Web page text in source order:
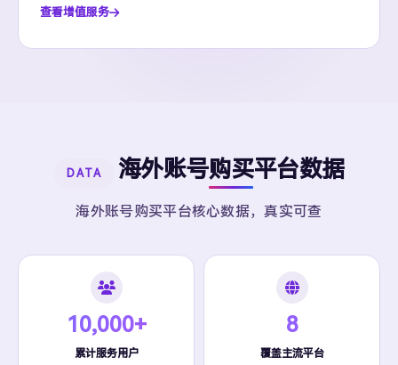
查看增值服务
DATA 海外账号购买平台数据
海外账号购买平台核心数据，真实可查
10,000+
累计服务用户
8
覆盖主流平台